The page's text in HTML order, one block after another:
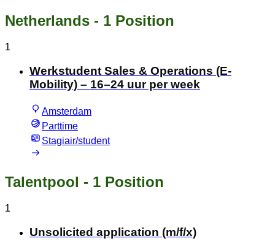
Netherlands - 1 Position
1
Werkstudent Sales & Operations (E-
Mobility) – 16–24 uur per week
Amsterdam
Parttime
Stagiair/student
Talentpool - 1 Position
1
Unsolicited application (m/f/x)